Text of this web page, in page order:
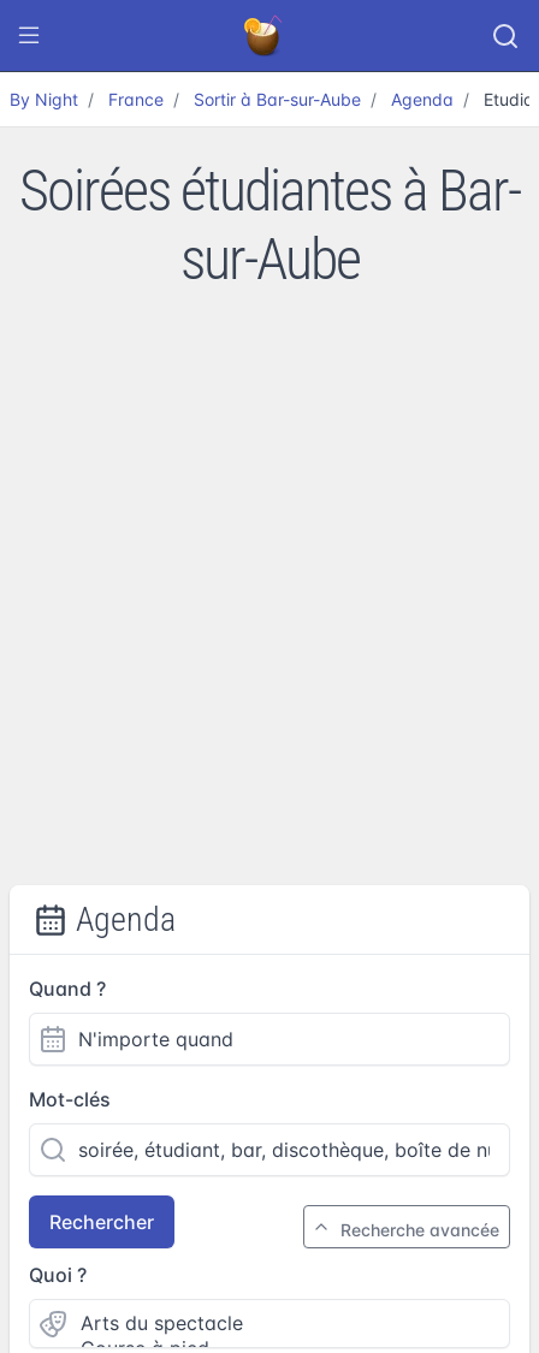
By Night France Sortir à Bar-sur-Aube Agenda
Soirées étudiantes à Bar-
sur-Aube
Agenda
Quand ?
Mot-clés
Rechercher Recherche avancée
Quoi ?